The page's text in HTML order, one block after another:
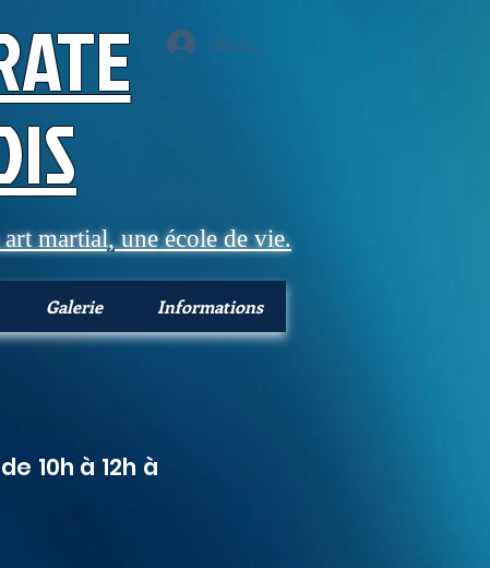
Se connecter
martial, une école de vie.
Galerie Informations
10h à 12h à